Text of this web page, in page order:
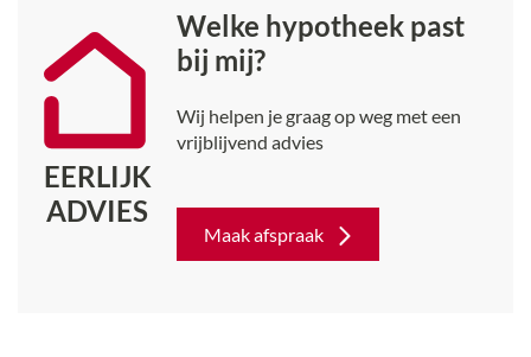
EERLIJK
ADVIES
Welke hypotheek past
bij mij?
Wij helpen je graag op weg met een
vrijblijvend advies
Maak afspraak